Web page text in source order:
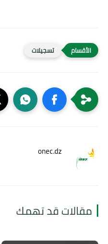
تسجيلات
onec.dz
مقالات قد تهمك